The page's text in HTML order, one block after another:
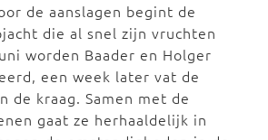
de aanslagen begint de
die al snel zijn vruchten
worden Baader en Holger
een week later vat de
de kraag. Samen met de
gaat ze herhaaldelijk in